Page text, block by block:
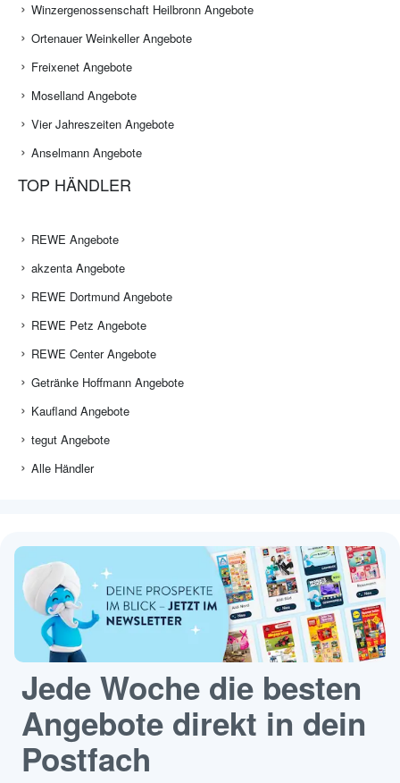
Winzergenossenschaft Heilbronn Angebote
Ortenauer Weinkeller Angebote
Freixenet Angebote
Moselland Angebote
Vier Jahreszeiten Angebote
Anselmann Angebote
TOP HÄNDLER
REWE Angebote
akzenta Angebote
REWE Dortmund Angebote
REWE Petz Angebote
REWE Center Angebote
Getränke Hoffmann Angebote
Kaufland Angebote
tegut Angebote
Alle Händler
Jede Woche die besten
Angebote direkt in dein
Postfach